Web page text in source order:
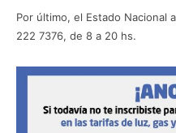
Por último, el Estado Nacional
222 7376, de 8 a 20 hs.